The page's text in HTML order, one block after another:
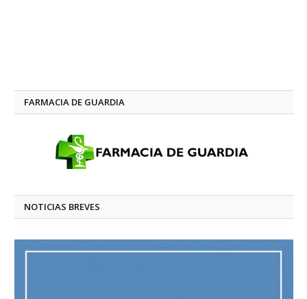
FARMACIA DE GUARDIA
NOTICIAS BREVES